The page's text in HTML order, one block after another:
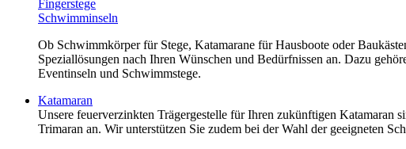
Fingerstege
Schwimminseln
Ob Schwimmkörper für Stege, Katamarane für Hausboote oder
Speziallösungen nach Ihren Wünschen und Bedürfnissen an. Dazu
Eventinseln und Schwimmstege.
Katamaran
Unsere feuerverzinkten Trägergestelle für Ihren zukünftigen Katamaran
Trimaran an. Wir unterstützen Sie zudem bei der Wahl der geeigneten